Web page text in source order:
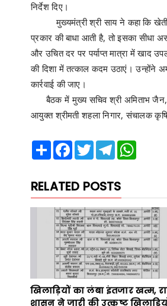
निर्देश दिए।
मुख्यमंत्री श्री साय ने कहा कि खेती-
प्रकार की बाधा आती है, तो इसका सीधा
और उचित दर पर पर्याप्त मात्रा में खाद
की दिशा में तत्काल कदम उठाएं। उन्होंने
कार्रवाई की जाए।
बैठक में मुख्य सचिव श्री अमिताभ जैन,
आयुक्त श्रीमती शहला निगार, संचालक
Share Facebook
TwitterTelegram
RELATED POSTS
खिलाड़ियों का लंबा इंतजार खत्म,
शासन ने जारी की उत्कृष्ट